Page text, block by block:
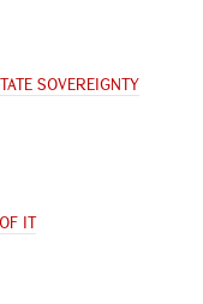
SOVEREIGNTY
IT